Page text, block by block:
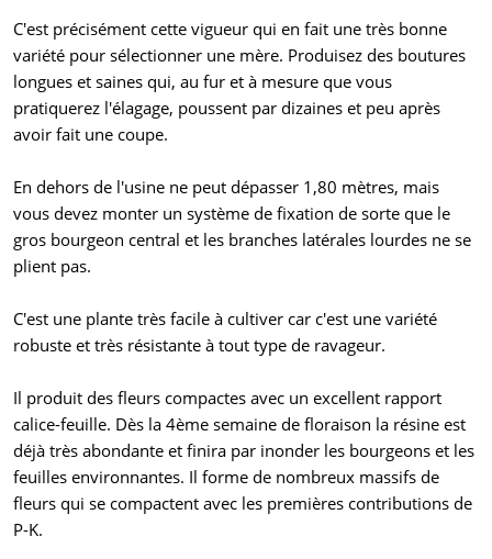
C'est précisément cette vigueur qui en fait une très bonne
variété pour sélectionner une mère. Produisez des boutures
longues et saines qui, au fur et à mesure que vous
pratiquerez l'élagage, poussent par dizaines et peu après
avoir fait une coupe.
En dehors de l'usine ne peut dépasser 1,80 mètres, mais
vous devez monter un système de fixation de sorte que le
gros bourgeon central et les branches latérales lourdes ne se
plient pas.
C'est une plante très facile à cultiver car c'est une variété
robuste et très résistante à tout type de ravageur.
Il produit des fleurs compactes avec un excellent rapport
calice-feuille. Dès la 4ème semaine de floraison la résine est
déjà très abondante et finira par inonder les bourgeons et les
feuilles environnantes. Il forme de nombreux massifs de
fleurs qui se compactent avec les premières contributions de
P-K.